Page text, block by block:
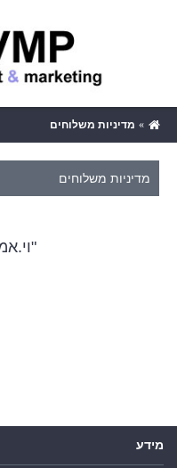
מדיניות משלוחים
מדיניות משלוחים
"וי.אמ.פי"
מידע